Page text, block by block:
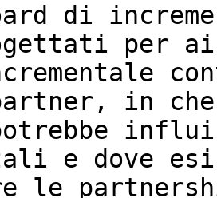
di
per
in
e dove
le